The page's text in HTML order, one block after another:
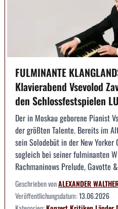
FULMINANTE
Klavierabend Vsevolod
den Schlossfestspielen
Der in Moskau geborene Pianist
der größten Talente. Bereits im
sein Solodebüt in der New
sogleich bei seiner fulminanten
Rachmaninows Prelude, Gavotte
Geschrieben vonALEXANDER
Veröffentlichungsdatum:13.06.2026